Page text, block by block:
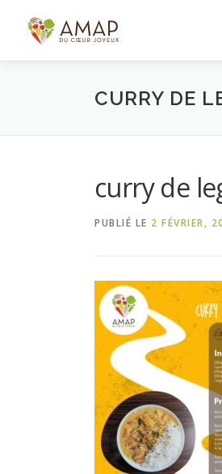
contenu
CURRY DE
curry de
PUBLIÉ LE 2 FÉVRIER,